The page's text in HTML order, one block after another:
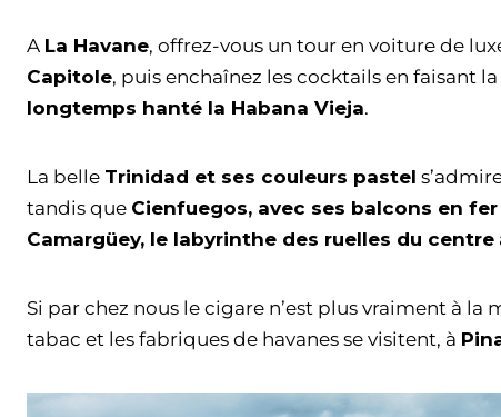
A La Havane, offrez-vous un tour en voiture de
Capitole, puis enchaînez les cocktails en faisant
longtemps hanté la Habana Vieja.
La belle Trinidad et ses couleurs pastel
tandis que Cienfuegos, avec ses balcons en
Camargüey, le labyrinthe des ruelles du centre
Si par chez nous le cigare n’est plus vraiment à la
tabac et les fabriques de havanes se visitent, à